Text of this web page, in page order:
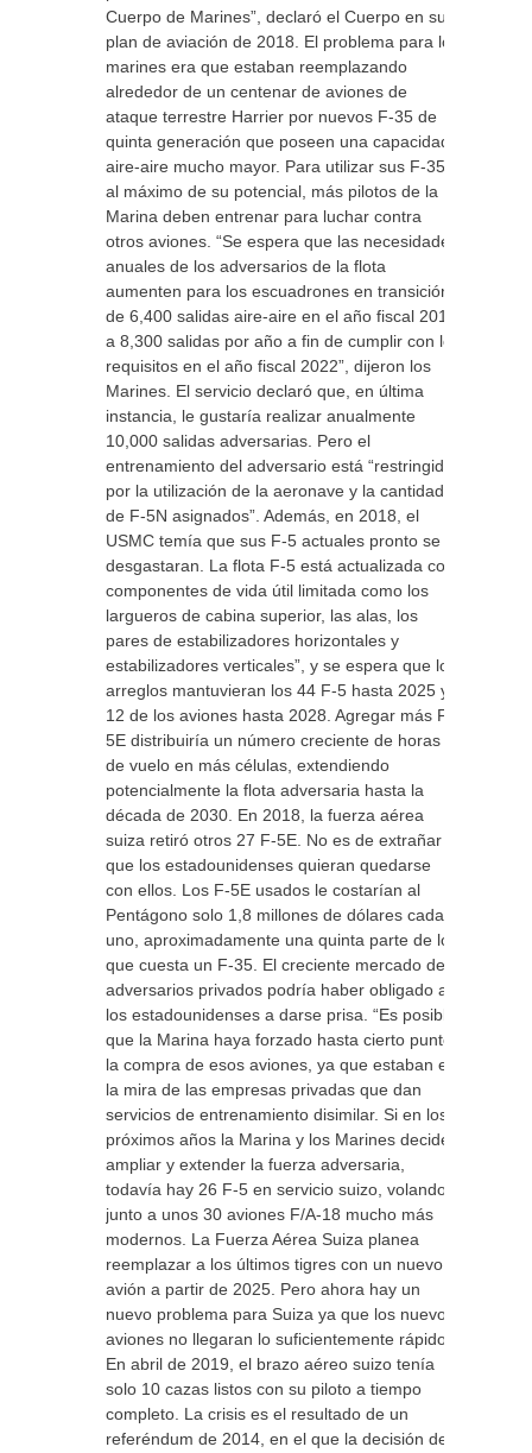
Cuerpo de Marines”, declaró el Cuerpo en su
plan de aviación de 2018. El problema para los
marines era que estaban reemplazando
alrededor de un centenar de aviones de
ataque terrestre Harrier por nuevos F-35 de
quinta generación que poseen una capacidad
aire-aire mucho mayor. Para utilizar sus F-35
al máximo de su potencial, más pilotos de la
Marina deben entrenar para luchar contra
otros aviones. “Se espera que las necesidades
anuales de los adversarios de la flota
aumenten para los escuadrones en transición
de 6,400 salidas aire-aire en el año fiscal 2017
a 8,300 salidas por año a fin de cumplir con los
requisitos en el año fiscal 2022”, dijeron los
Marines. El servicio declaró que, en última
instancia, le gustaría realizar anualmente
10,000 salidas adversarias. Pero el
entrenamiento del adversario está “restringido
por la utilización de la aeronave y la cantidad
de F-5N asignados”. Además, en 2018, el
USMC temía que sus F-5 actuales pronto se
desgastaran. La flota F‐5 está actualizada con
componentes de vida útil limitada como los
largueros de cabina superior, las alas, los
pares de estabilizadores horizontales y
estabilizadores verticales”, y se espera que los
arreglos mantuvieran los 44 F-5 hasta 2025 y
12 de los aviones hasta 2028. Agregar más F-
5E distribuiría un número creciente de horas
de vuelo en más células, extendiendo
potencialmente la flota adversaria hasta la
década de 2030. En 2018, la fuerza aérea
suiza retiró otros 27 F-5E. No es de extrañar
que los estadounidenses quieran quedarse
con ellos. Los F-5E usados le costarían al
Pentágono solo 1,8 millones de dólares cada
uno, aproximadamente una quinta parte de lo
que cuesta un F-35. El creciente mercado de
adversarios privados podría haber obligado a
los estadounidenses a darse prisa. “Es posible
que la Marina haya forzado hasta cierto punto
la compra de esos aviones, ya que estaban en
la mira de las empresas privadas que dan
servicios de entrenamiento disimilar. Si en los
próximos años la Marina y los Marines deciden
ampliar y extender la fuerza adversaria,
todavía hay 26 F-5 en servicio suizo, volando
junto a unos 30 aviones F/A-18 mucho más
modernos. La Fuerza Aérea Suiza planea
reemplazar a los últimos tigres con un nuevo
avión a partir de 2025. Pero ahora hay un
nuevo problema para Suiza ya que los nuevos
aviones no llegaran lo suficientemente rápido.
En abril de 2019, el brazo aéreo suizo tenía
solo 10 cazas listos con su piloto a tiempo
completo. La crisis es el resultado de un
referéndum de 2014, en el que la decisión del